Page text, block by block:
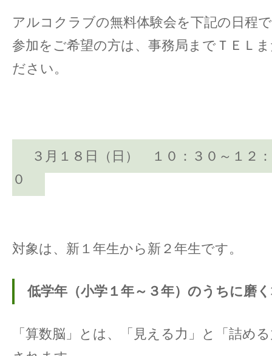
アルコクラブの無料体験会を下記の日程
参加をご希望の方は、事務局までＴＥＬ
ださい。
３月１８日（日） １０：３０～１２
０
対象は、新１年生から新２年生です。
低学年（小学１年～３年）のうちに磨
「算数脳」とは、「見える力」と「詰め